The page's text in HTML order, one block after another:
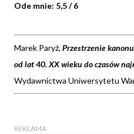
Ode mnie: 5,5 / 6
Marek Paryż, Przestrzenie
od lat 40. XX wieku do czasów
Wydawnictwa Uniwersytetu